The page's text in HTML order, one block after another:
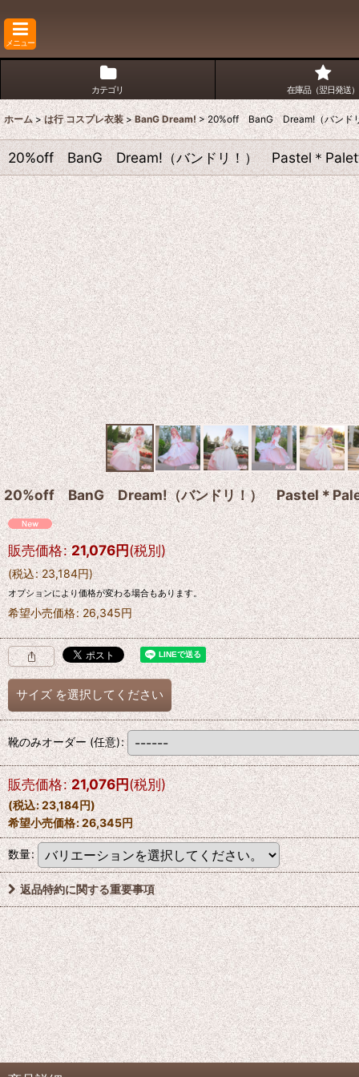
メニュー
カテゴリ 在庫品（翌日発送）
ホーム > は行 コスプレ衣装 > BanG Dream! > 20%off BanG Dream!（バンド
20%off BanG Dream!（バンドリ！） Pastel＊
20%off BanG Dream!（バンドリ！） Pastel＊
販売価格: 21,076円(税別)
(税込: 23,184円)
オプションにより価格が変わる場合もあります。
希望小売価格: 26,345円
サイズ を選択してください
靴のみオーダー(任意):
販売価格: 21,076円(税別)
(税込:23,184円)
希望小売価格:26,345円
数量:
返品特約に関する重要事項